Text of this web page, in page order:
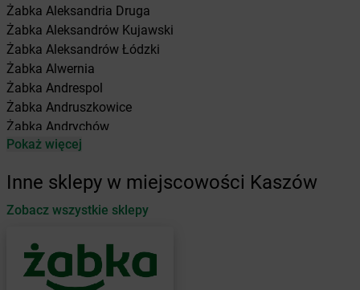
Żabka Aleksandria Druga
Żabka Aleksandrów Kujawski
Żabka Aleksandrów Łódzki
Żabka Alwernia
Żabka Andrespol
Żabka Andruszkowice
Żabka Andrychów
Żabka Antonie
Żabka Automat
Żabka Babica
Żabka Babimost
Żabka Baborów
Pokaż więcej
Inne sklepy w miejscowości Kaszów
Zobacz wszystkie sklepy